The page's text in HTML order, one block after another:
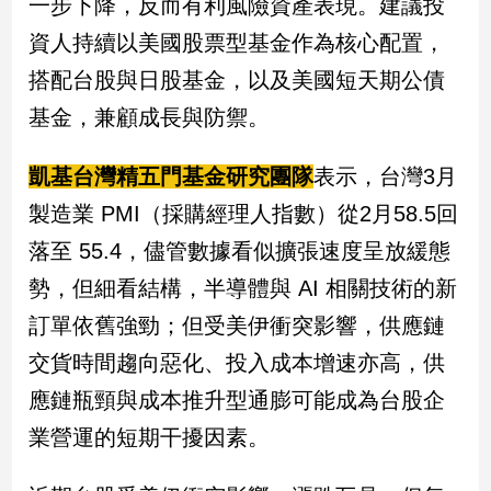
子/
感
情
術
文
創
／
電
影
推
科
技/
遊
戲
運
一步下降，反而有利風險資產表現。建議投
資人持續以美國股票型基金作為核心配置，
搭配台股與日股基金，以及美國短天期公債
基金，兼顧成長與防禦。
凱基台灣精五門基金研究團隊表示，台灣3月
製造業 PMI（採購經理人指數）從2月58.5回
落至 55.4，儘管數據看似擴張速度呈放緩態
勢，但細看結構，半導體與 AI 相關技術的新
訂單依舊強勁；但受美伊衝突影響，供應鏈
交貨時間趨向惡化、投入成本增速亦高，供
應鏈瓶頸與成本推升型通膨可能成為台股企
業營運的短期干擾因素。